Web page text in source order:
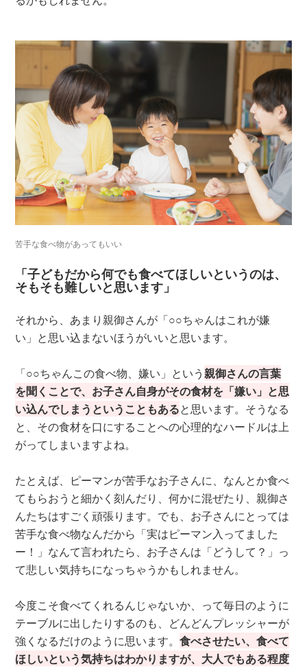
苦手な食べ物があってもいい
「子どもだから何でも食べてほしいというのは、
そもそも難しいと思います」
それから、あまり親御さんが「○○ちゃんはこれが嫌
い」と思い込まないほうがいいと思います。
「○○ちゃんこの食べ物、嫌い」という親御さんの言葉
を聞くことで、お子さん自身がその食材を「嫌い」と思
い込んでしまうということもあると思います。そうなる
と、その食材を口にすることへの心理的なハードルは上
がってしまいますよね。
たとえば、ピーマンが苦手なお子さんに、なんとか食べ
てもらおうと細かく刻んだり、何かに混ぜたり、親御さ
んたちはすごく頑張ります。でも、お子さんにとっては
苦手な食べ物なんだから「実はピーマン入ってました
ー！」なんて言われたら、お子さんは「どうして？」っ
て悲しい気持ちになっちゃうかもしれません。
今度こそ食べてくれるんじゃないか、って毎日のように
テーブルに出したりするのも、どんどんプレッシャーが
強くなるだけのように思います。食べさせたい、食べて
ほしいという気持ちはわかりますが、大人でもある程度